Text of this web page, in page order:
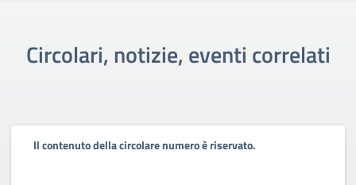
Circolari, notizie, eventi correlati
Il contenuto della circolare numero è riservato.